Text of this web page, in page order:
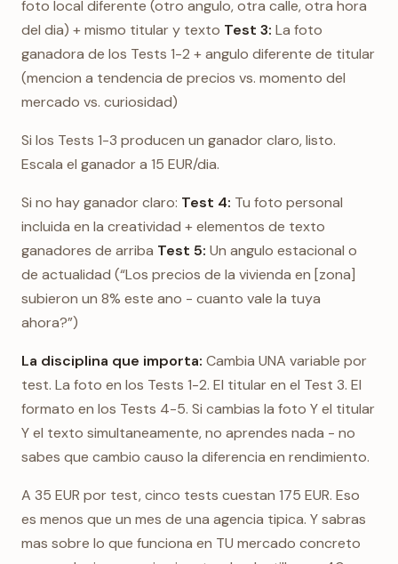
foto local diferente (otro angulo, otra calle, otra hora
del dia) + mismo titular y texto Test 3: La foto
ganadora de los Tests 1-2 + angulo diferente de titular
(mencion a tendencia de precios vs. momento del
mercado vs. curiosidad)
Si los Tests 1-3 producen un ganador claro, listo.
Escala el ganador a 15 EUR/dia.
Si no hay ganador claro: Test 4: Tu foto personal
incluida en la creatividad + elementos de texto
ganadores de arriba Test 5: Un angulo estacional o
de actualidad (“Los precios de la vivienda en [zona]
subieron un 8% este ano - cuanto vale la tuya
ahora?”)
La disciplina que importa: Cambia UNA variable por
test. La foto en los Tests 1-2. El titular en el Test 3. El
formato en los Tests 4-5. Si cambias la foto Y el titular
Y el texto simultaneamente, no aprendes nada - no
sabes que cambio causo la diferencia en rendimiento.
A 35 EUR por test, cinco tests cuestan 175 EUR. Eso
es menos que un mes de una agencia tipica. Y sabras
mas sobre lo que funciona en TU mercado concreto